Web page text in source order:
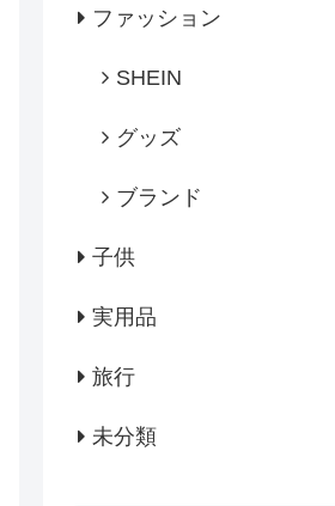
ファッション
SHEIN
グッズ
ブランド
子供
実用品
旅行
未分類